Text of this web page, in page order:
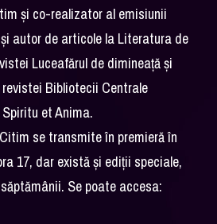
și co-realizator al emisiunii
autor de articole la Literatura de
Luceafărul de dimineață și
Bibliotecii Centrale
et Anima.
se transmite în premieră în
17, dar există și ediții speciale,
Se poate accesa: